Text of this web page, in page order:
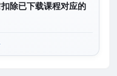
扣除已下载课程对应的